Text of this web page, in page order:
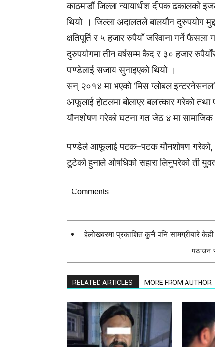
काठमाडौं जिल्ला न्यायाधीश दीपक ढकालको
थियो । जिल्ला अदालतले बालयौन दुरुपयोग
क्षतिपूर्ति र ५ हजार रुपैयाँ जरिवाना गर्ने
दुरुपयोगमा तीन वर्षसम्म कैद र ३० हजार
पाण्डेलाई सजाय सुनाइएको थियो ।
सन् २०१४ मा भएको ‘मिस ग्लोबल इन्टरनेसनल’
आफूलाई होटलमा बोलाएर बलात्कार गरेको तथा
यौनशोषण गरेको घटना गत जेठ ४ मा
पाण्डेले आफूलाई पटक–पटक यौनशोषण गरेको,
टुटेको हुनाले औषधिको सहारा लिनुपरेको ती
Comments
हेलोखबरमा प्रकाशित कुनै पनि सामग्रीबारे
पठाउन
RELATED ARTICLES MORE FROM AUTHOR